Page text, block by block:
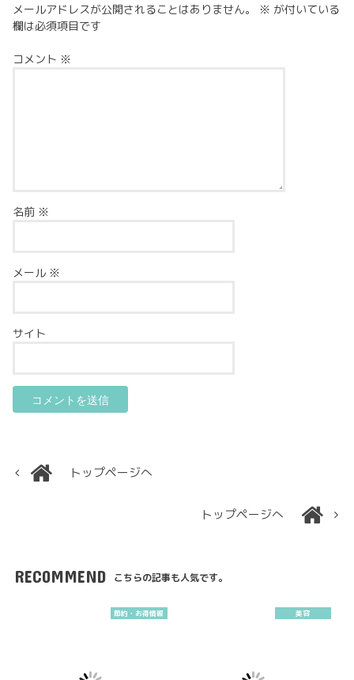
メールアドレスが公開されることはありません。 ※ が付いている
欄は必須項目です
コメント ※
名前 ※
メール ※
サイト
トップページへ
トップページへ
RECOMMEND こちらの記事も人気です。
節約・お得情報 美容